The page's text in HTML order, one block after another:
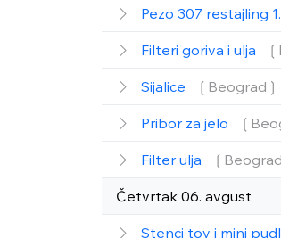
Pezo 307 restajling
Filteri goriva i ulja
Sijalice ❲Beograd❳
Pribor za jelo
Filter ulja
Četvrtak 06. avgust
Stenci toy i mini